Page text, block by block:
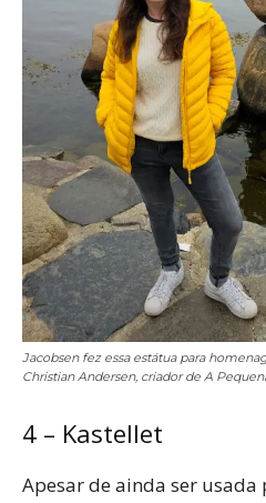
Jacobsen fez essa estátua para
Christian Andersen, criador de A
4 – Kastellet
Apesar de ainda ser